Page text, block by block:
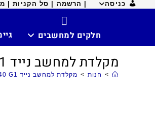
כניסה | הרשמה | סל הקניות |
חלקים למחשבים
מקלדת למחשב נייד HP 1040 G1
> חנות > מקלדת למחשב נייד HP 1040 G1